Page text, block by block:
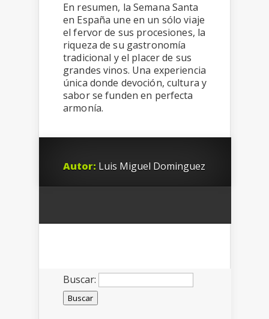
En resumen, la Semana Santa
en España une en un sólo viaje
el fervor de sus procesiones, la
riqueza de su gastronomía
tradicional y el placer de sus
grandes vinos. Una experiencia
única donde devoción, cultura y
sabor se funden en perfecta
armonía.
Autor: Luis Miguel Dominguez
Buscar: